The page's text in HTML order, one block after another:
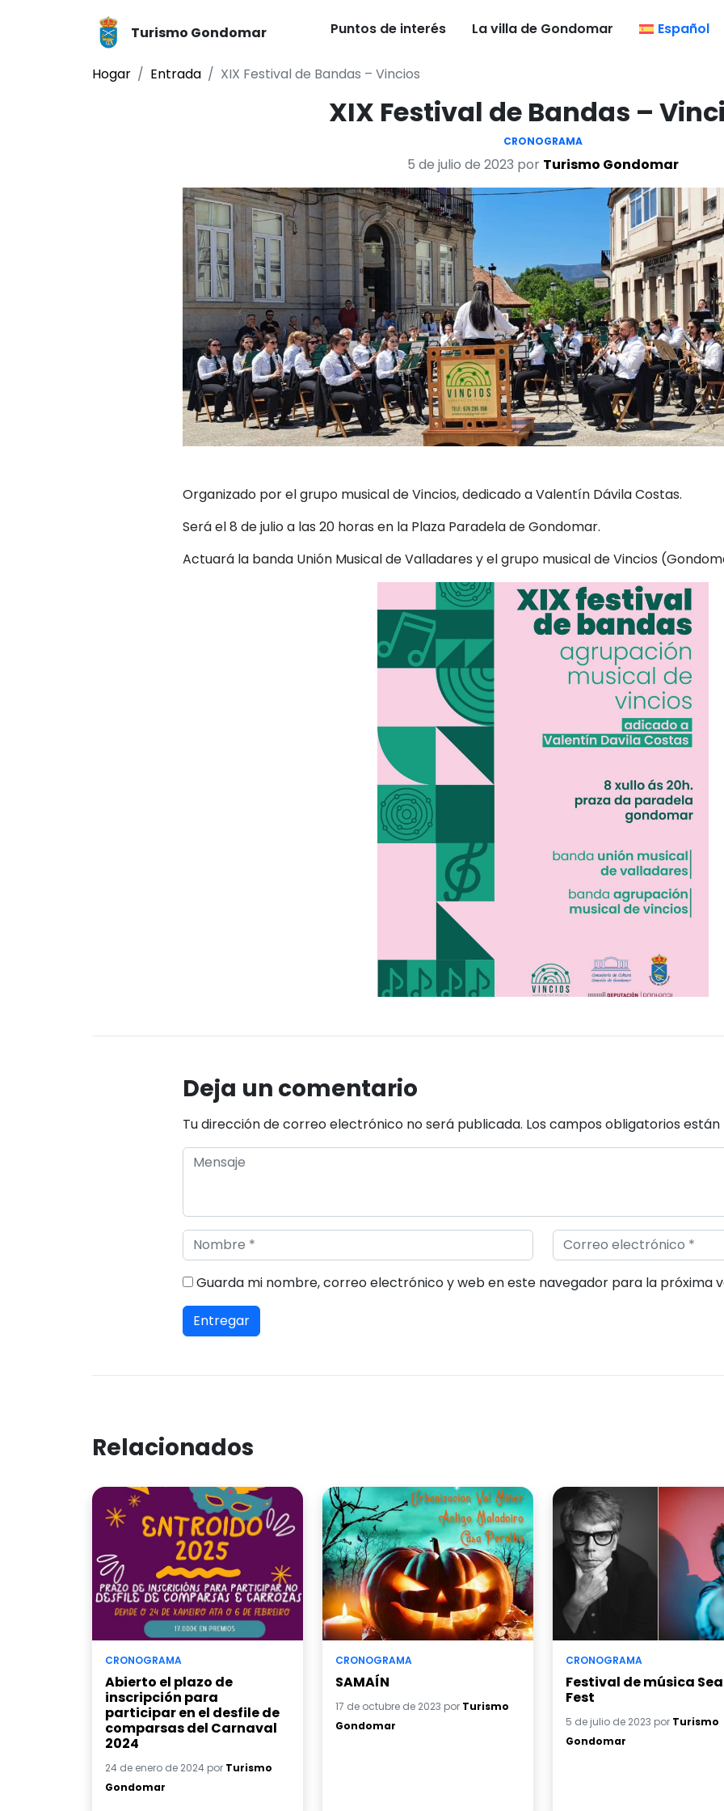
Turismo Gondomar Puntos de interés La villa de Gondomar Español
Hogar Entrada XIX Festival de Bandas – Vincios
XIX Festival de Bandas –
CRONOGRAMA
5 de julio de 2023 por Turismo Gondomar
Organizado por el grupo musical de Vincios, dedicado a Valentín Dávila Costas.
Será el 8 de julio a las 20 horas en la Plaza Paradela de Gondomar.
Actuará la banda Unión Musical de Valladares y el grupo musical de Vincios
Deja un comentario
Tu dirección de correo electrónico no será publicada. Los campos obligatorios
Guarda mi nombre, correo electrónico y web en este navegador para la próxima
Relacionados
CRONOGRAMA
Abierto el plazo de
inscripción para
participar en el desfile de
comparsas del Carnaval
2024
24 de enero de 2024 por Turismo
Gondomar
CRONOGRAMA
SAMAÍN
17 de octubre de 2023 por Turismo
Gondomar
CRONOGRAMA
Festival de música
Fest
5 de julio de 2023 por Turismo
Gondomar